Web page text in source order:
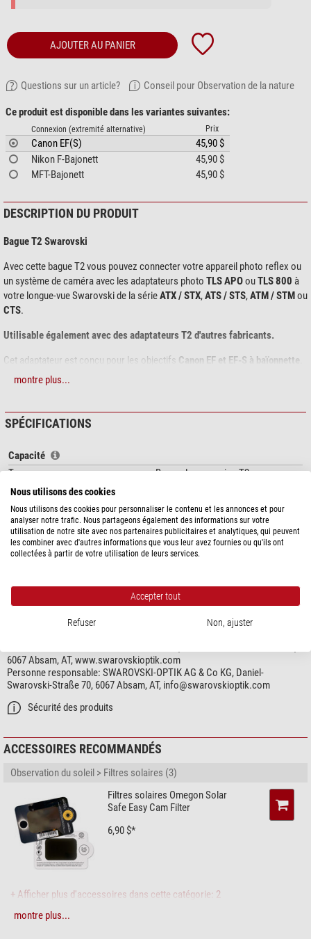
AJOUTER AU PANIER
Questions sur un article? Conseil pour Observation de la nature
Ce produit est disponible dans les variantes suivantes:
Connexion (extremité alternative) Prix
Canon EF(S)
45,90 $
Nikon F-Bajonett
45,90 $
MFT-Bajonett
45,90 $
DESCRIPTION DU PRODUIT
Bague T2 Swarovski
Avec cette bague T2 vous pouvez connecter votre appareil photo reflex ou
un système de caméra avec les adaptateurs photo TLS APOouTLS800 à
votre longue-vue Swarovski de la sérieATX / STX,ATS / STS,ATM / STMou
CTS.
Utilisable également avec des adaptateurs T2 d'autres fabricants.
Cet adaptateur est conçu pour les objectifs Canon EF et EF-S à baïonnette
montre plus...
SPÉCIFICATIONS
Capacité
Type
Bague de connexion T2
Connection
Convient pour les longues-vues
TLS APO, adaptateur photo TLS 800,
divers adaptateurs T2
Connexion (extremité alternative)
Canon EF(S)
Domaine d´emploi
SÉCURITÉ DES PRODUITS
6067 Absam, AT, www.swarovskioptik.com
Personne responsable: SWAROVSKI-OPTIK AG & Co KG, Daniel-
Swarovski-Straße 70, 6067 Absam, AT, info@swarovskioptik.com
Sécurité des produits
ACCESSOIRES RECOMMANDÉS
Observation du soleil > Filtres solaires (3)
Filtres solaires Omegon Solar
Safe Easy Cam Filter
6,90 $*
+ Afficher plus d'accessoires dans cette catégorie: 2
Entretien & Nettoyage > Produits de nettoyage (4)
montre plus...
Nous utilisons des cookies
Nous utilisons des cookies pour personnaliser le contenu et les annonces et pour
analyser notre trafic. Nous partageons également des informations sur votre
utilisation de notre site avec nos partenaires publicitaires et analytiques, qui peuvent
les combiner avec d'autres informations que vous leur avez fournies ou qu'ils ont
collectées à partir de votre utilisation de leurs services.
Accepter tout
Refuser Non, ajuster